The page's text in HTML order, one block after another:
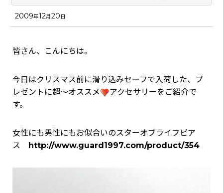
2009年12月20日
皆さん、こんにちは。
今日はクリスマス前に滑り込みセーフで入荷した、プ
レゼントに超～オススメ
アクセサリーをご紹介で
す。
女性にも男性にもお似合いのスターオブライフピア
ス http://www.guard1997.com/product/354